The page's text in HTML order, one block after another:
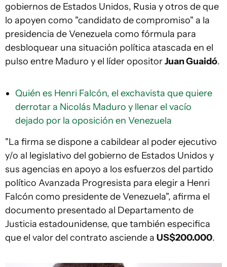
gobiernos de Estados Unidos, Rusia y otros de que
lo apoyen como "candidato de compromiso" a la
presidencia de Venezuela como fórmula para
desbloquear una situación política atascada en el
pulso entre Maduro y el líder opositorJuan Guaidó.
Quién es Henri Falcón, el exchavista que quiere
derrotar a Nicolás Maduro y llenar el vacío
dejado por la oposición en Venezuela
"La firma se dispone a cabildear al poder ejecutivo
y/o al legislativo del gobierno de Estados Unidos y
sus agencias en apoyo a los esfuerzos del partido
político Avanzada Progresista para elegir a Henri
Falcón como presidente de Venezuela", afirma el
documento presentado al Departamento de
Justicia estadounidense, que también especifica
que el valor del contrato asciende a US$200.000.